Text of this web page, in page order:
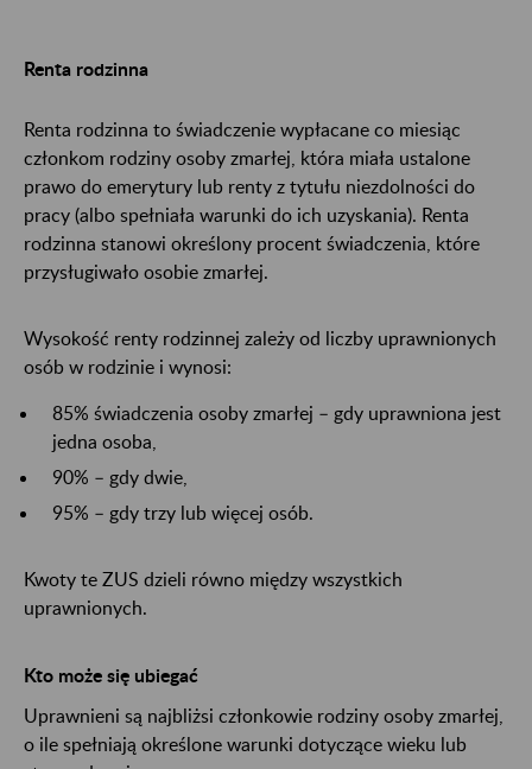
Renta rodzinna
Renta rodzinna to świadczenie wypłacane co miesiąc
członkom rodziny osoby zmarłej, która miała ustalone
prawo do emerytury lub renty z tytułu niezdolności do
pracy (albo spełniała warunki do ich uzyskania). Renta
rodzinna stanowi określony procent świadczenia, które
przysługiwało osobie zmarłej.
Wysokość renty rodzinnej zależy od liczby uprawnionych
osób w rodzinie i wynosi:
85% świadczenia osoby zmarłej – gdy uprawniona jest
jedna osoba,
90% – gdy dwie,
95% – gdy trzy lub więcej osób.
Kwoty te ZUS dzieli równo między wszystkich
uprawnionych.
Kto może się ubiegać
Uprawnieni są najbliżsi członkowie rodziny osoby zmarłej,
o ile spełniają określone warunki dotyczące wieku lub